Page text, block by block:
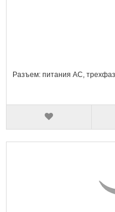
Разъем: питания AC,